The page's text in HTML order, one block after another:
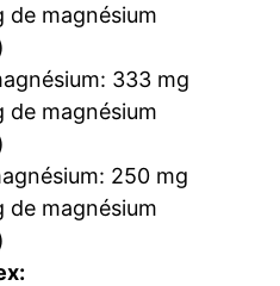
de magnésium
333 mg
de magnésium
250 mg
de magnésium